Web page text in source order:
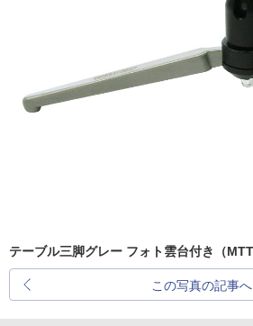
テーブル三脚グレー フォト雲台付き（
この写真の記事へ